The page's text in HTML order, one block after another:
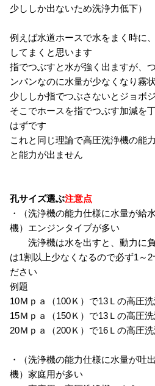
少ししか出ないため洗浄力低下）
例えば水道ホースで水をまく時に
してまくと思います
指でつぶすと水が強く出ますが、
ンパンなのに水量が少なくなり霧
少ししか指でつぶさないとジョボ
そこでホースを指でつぶす加減を
はずです
これと同じ理論で高圧洗浄機の能
と能力が出ません
孔サイズ選ぶ注意点
・（洗浄機の能力仕様に水量が給
機）エンジンタイプが多い
洗浄機は水を出すと、動力に負
は1割以上少なくなるので必ず1～
ださい
例題
10Ｍｐａ（100Ｋ）で13Ｌの高圧
15Ｍｐａ（150Ｋ）で13Ｌの高圧
20Ｍｐａ（200Ｋ）で16Ｌの高圧
・（洗浄機の能力仕様に水量が吐
機）家庭用が多い